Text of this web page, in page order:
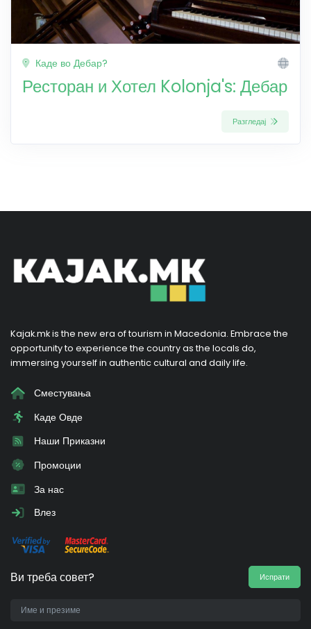
Каде во Дебар?
Ресторан и Хотел Kolonja's: Дебар
Разгледај
Kajak.mk is the new era of tourism in Macedonia. Embrace the
opportunity to experience the country as the locals do,
immersing yourself in authentic cultural and daily life.
Сместувања
Каде Овде
Наши Приказни
Промоции
За нас
Влез
Ви треба совет? Испрати